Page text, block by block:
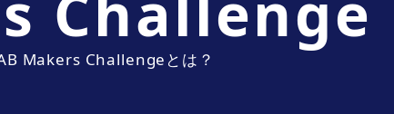
Makers Challengeとは？